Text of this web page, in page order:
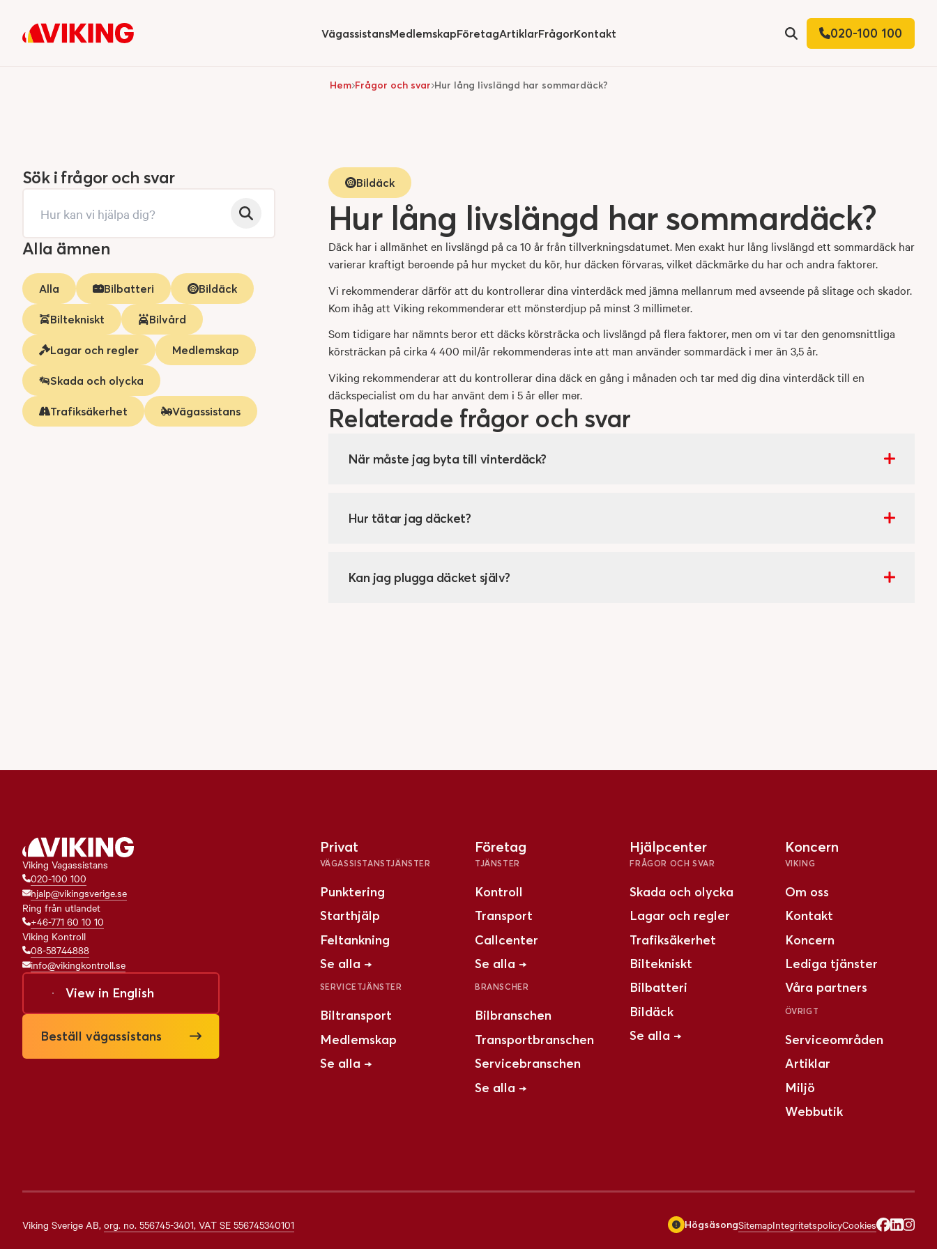
Hidesubmenu for
VägassistansMedlemskap
Hidesubmenu for
Företag
Hidesubmenu for
Artiklar
Hidesubmenu for
FrågorKontakt
Sök
020-100 100
Hem Frågor och svar Hur lång livslängd har sommardäck?
Bildäck
Hur lång livslängd har sommardäck?
Däck har i allmänhet en livslängd på ca 10 år från tillverkningsdatumet. Men exakt hur lång livslängd ett sommardäck har
varierar kraftigt beroende på hur mycket du kör, hur däcken förvaras, vilket däckmärke du har och andra faktorer.
Vi rekommenderar därför att du kontrollerar dina vinterdäck med jämna mellanrum med avseende på slitage och skador.
Kom ihåg att Viking rekommenderar ett mönsterdjup på minst 3 millimeter.
Som tidigare har nämnts beror ett däcks körsträcka och livslängd på flera faktorer, men om vi tar den genomsnittliga
körsträckan på cirka 4 400 mil/år rekommenderas inte att man använder sommardäck i mer än 3,5 år.
Viking rekommenderar att du kontrollerar dina däck en gång i månaden och tar med dig dina vinterdäck till en
däckspecialist om du har använt dem i 5 år eller mer.
Relaterade frågor och svar
När måste jag byta till vinterdäck?
Hur tätar jag däcket?
Kan jag plugga däcket själv?
Sök i frågor och svar
Alla ämnen
Alla Bilbatteri Bildäck
Biltekniskt Bilvård
Lagar och regler Medlemskap
Skada och olycka
Trafiksäkerhet Vägassistans
Viking Vagassistans
020-100 100
hjalp@vikingsverige.se
Ring från utlandet
+46-771 60 10 10
Viking Kontroll
08-58744888
info@vikingkontroll.se
View in English
Beställ vägassistans
Privat
VÄGASSISTANSTJÄNSTER
Punktering
Starthjälp
Feltankning
Se alla →
SERVICETJÄNSTER
Biltransport
Medlemskap
Se alla →
Företag
TJÄNSTER
Kontroll
Transport
Callcenter
Se alla →
BRANSCHER
Bilbranschen
Transportbranschen
Servicebranschen
Se alla →
Hjälpcenter
FRÅGOR OCH SVAR
Skada och olycka
Lagar och regler
Trafiksäkerhet
Biltekniskt
Bilbatteri
Bildäck
Se alla →
Koncern
VIKING
Om oss
Kontakt
Koncern
Lediga tjänster
Våra partners
ÖVRIGT
Serviceområden
Artiklar
Miljö
Webbutik
Viking Sverige AB, org. no. 556745-3401, VAT SE 556745340101 HögsäsongSitemapIntegritetspolicyCookies